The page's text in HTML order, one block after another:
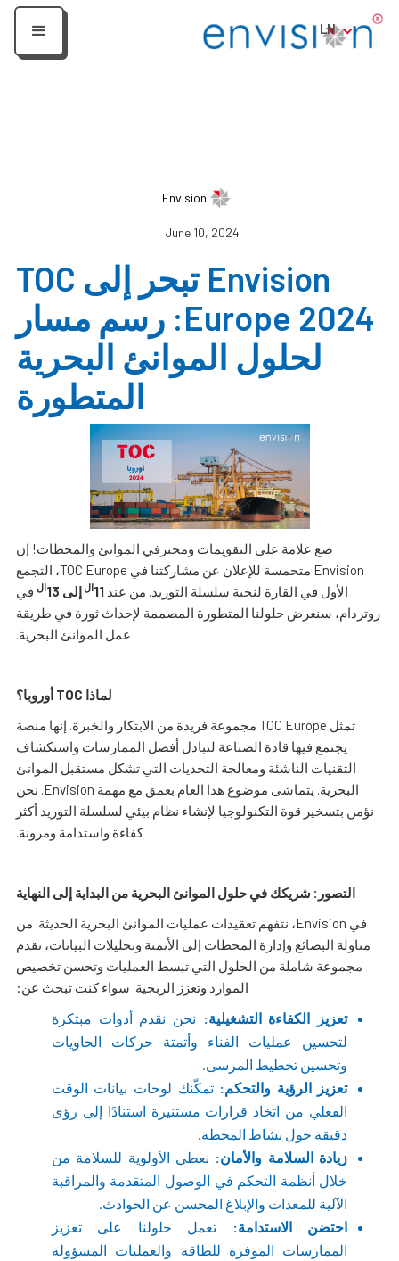
LN
Envision
June 10, 2024
Envision تبحر إلى TOC
Europe 2024: رسم مسار
لحلول الموانئ البحرية
المتطورة
ضع علامة على التقويمات ومحترفي الموانئ والمحطات! إن
Envision متحمسة للإعلان عن مشاركتنا في TOC Europe، التجمع
الأول في القارة لنخبة سلسلة التوريد. من عند11الإلى 13 ال في
روتردام، سنعرض حلولنا المتطورة المصممة لإحداث ثورة في طريقة
عمل الموانئ البحرية.
لماذا TOC أوروبا؟
تمثل TOC Europe مجموعة فريدة من الابتكار والخبرة. إنها منصة
يجتمع فيها قادة الصناعة لتبادل أفضل الممارسات واستكشاف
التقنيات الناشئة ومعالجة التحديات التي تشكل مستقبل الموانئ
البحرية. يتماشى موضوع هذا العام بعمق مع مهمة Envision. نحن
نؤمن بتسخير قوة التكنولوجيا لإنشاء نظام بيئي لسلسلة التوريد أكثر
كفاءة واستدامة ومرونة.
التصور: شريكك في حلول الموانئ البحرية من البداية إلى النهاية
في Envision، نتفهم تعقيدات عمليات الموانئ البحرية الحديثة. من
مناولة البضائع وإدارة المحطات إلى الأتمتة وتحليلات البيانات، نقدم
مجموعة شاملة من الحلول التي تبسط العمليات وتحسن تخصيص
الموارد وتعزز الربحية. سواء كنت تبحث عن:
تعزيز الكفاءة التشغيلية: نحن نقدم أدوات مبتكرة
لتحسين عمليات الفناء وأتمتة حركات الحاويات
وتحسين تخطيط المرسى.
تعزيز الرؤية والتحكم: تمكّنك لوحات بيانات الوقت
الفعلي من اتخاذ قرارات مستنيرة استنادًا إلى رؤى
دقيقة حول نشاط المحطة.
زيادة السلامة والأمان: نعطي الأولوية للسلامة من
خلال أنظمة التحكم في الوصول المتقدمة والمراقبة
الآلية للمعدات والإبلاغ المحسن عن الحوادث.
احتضن الاستدامة:
تعمل حلولنا على تعزيز
الممارسات الموفرة للطاقة والعمليات المسؤولة